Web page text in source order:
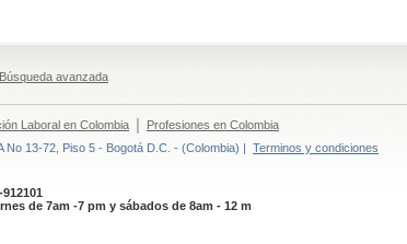
Búsqueda avanzada
Laboral en Colombia |
Profesiones en Colombia
13-72, Piso 5 - Bogotá D.C. - (Colombia) | Terminos y condiciones
de 7am -7 pm y sábados de 8am - 12 m